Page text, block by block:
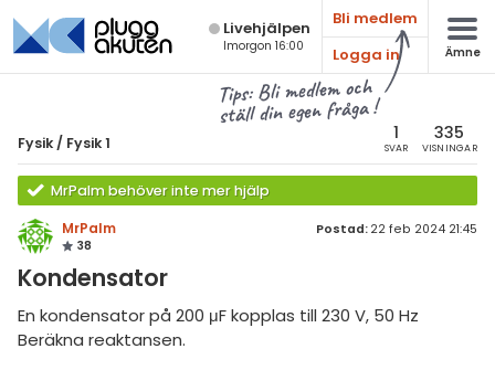
Live­hjälpen
Imorgon 16:00
Bli medlem
Logga in
Ämne
Tips: Bli medlem och
ställ din egen fråga !
Fysik / Fysik 1 1
SVAR
335
VISNINGAR
MrPalm behöver inte mer hjälp
MrPalm
38
Postad: 22 feb 2024 21:45
Kondensator
En kondensator på 200 μF kopplas till 230 V, 50 Hz
Beräkna reaktansen.
Alla ämnen
Fysik
Alla trådar
Grundskola
Universitet
& Bygg